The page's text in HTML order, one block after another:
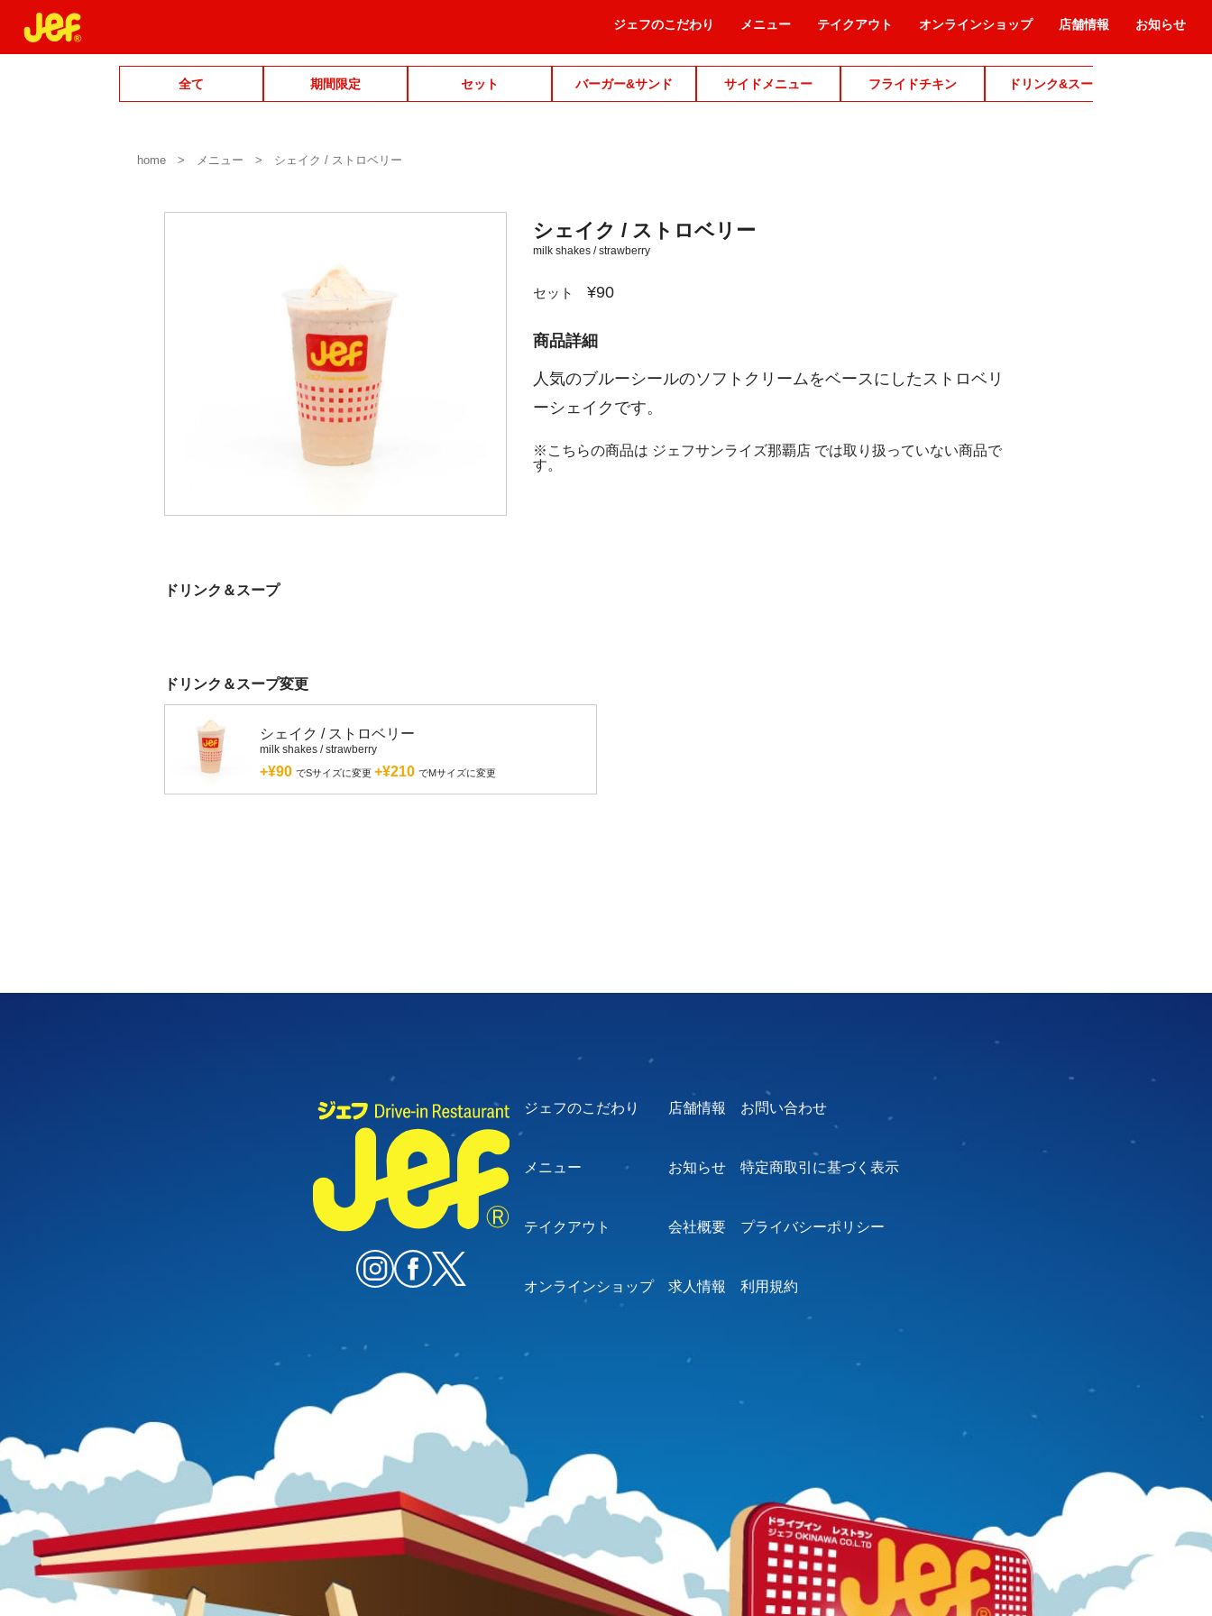
ジェフのこだわり メニュー テイクアウト オンラインショップ 店舗情報 お知らせ
全て 期間限定 セット バーガー&サンド サイドメニュー フライドチキン ドリンク&スープ
home メニュー シェイク / ストロベリー
シェイク / ストロベリー
milk shakes / strawberry
セット ¥90
商品詳細
人気のブルーシールのソフトクリームをベースにしたストロベリ
ーシェイクです。
※こちらの商品は ジェフサンライズ那覇店 では取り扱っていない商品で
す。
ドリンク＆スープ
ドリンク＆スープ変更
シェイク / ストロベリー
milk shakes / strawberry
+¥90 でSサイズに変更 +¥210 でMサイズに変更
ジェフのこだわり
メニュー
テイクアウト
オンラインショップ
店舗情報
お知らせ
会社概要
求人情報
お問い合わせ
特定商取引に基づく表示
プライバシーポリシー
利用規約